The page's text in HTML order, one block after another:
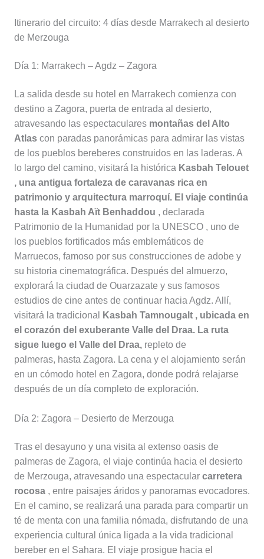
Itinerario del circuito: 4 días desde Marrakech al desierto
de Merzouga
Día 1: Marrakech – Agdz – Zagora
La salida desde su hotel en Marrakech comienza con
destino a Zagora, puerta de entrada al desierto,
atravesando las espectaculares montañas del Alto
Atlascon paradas panorámicas para admirar las vistas
de los pueblos bereberes construidos en las laderas. A
lo largo del camino, visitará la histórica Kasbah Telouet
, una antigua fortaleza de caravanas rica en
patrimonio y arquitectura marroquí. El viaje continúa
hasta la Kasbah Aït Benhaddou , declarada
Patrimonio de la Humanidad por la UNESCO , uno de
los pueblos fortificados más emblemáticos de
Marruecos, famoso por sus construcciones de adobe y
su historia cinematográfica. Después del almuerzo,
explorará la ciudad de Ouarzazate y sus famosos
estudios de cine antes de continuar hacia Agdz. Allí,
visitará la tradicional
Kasbah Tamnougalt , ubicada en
el corazón del exuberante Valle del Draa. La ruta
sigue luego el Valle del Draa,repleto de
palmeras, hasta Zagora. La cena y el alojamiento serán
en un cómodo hotel en Zagora, donde podrá relajarse
después de un día completo de exploración.
Día 2: Zagora – Desierto de Merzouga
Tras el desayuno y una visita al extenso oasis de
palmeras de Zagora, el viaje continúa hacia el desierto
de Merzouga, atravesando una espectacular carretera
rocosa, entre paisajes áridos y panoramas evocadores.
En el camino, se realizará una parada para compartir un
té de menta con una familia nómada, disfrutando de una
experiencia cultural única ligada a la vida tradicional
bereber en el Sahara. El viaje prosigue hacia el